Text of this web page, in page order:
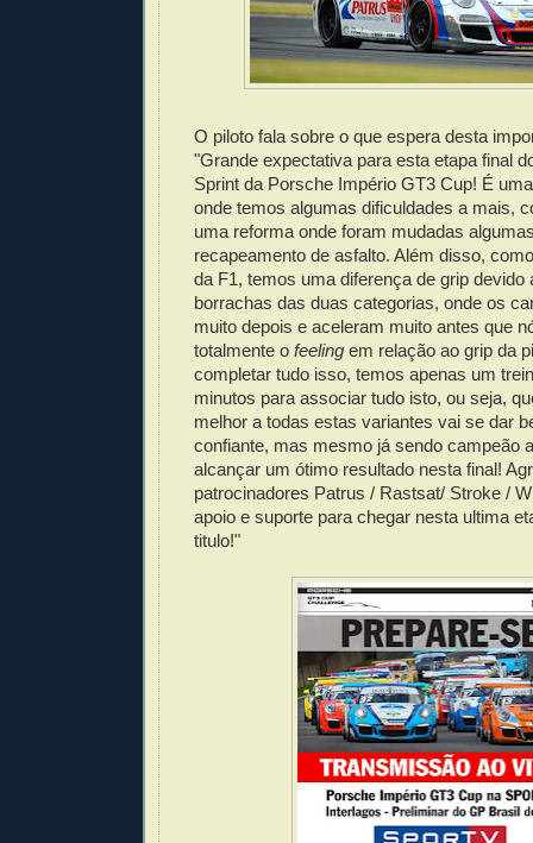
O piloto fala sobre o que espera desta
"Grande expectativa para esta etapa final
Sprint da Porsche Império GT3 Cup! É
onde temos algumas dificuldades a mais,
uma reforma onde foram mudadas
recapeamento de asfalto. Além disso,
da F1, temos uma diferença de grip devido
borrachas das duas categorias, onde os
muito depois e aceleram muito antes que
totalmente o feeling em relação ao grip da
completar tudo isso, temos apenas um
minutos para associar tudo isto, ou seja,
melhor a todas estas variantes vai se dar
confiante, mas mesmo já sendo campeão
alcançar um ótimo resultado nesta final!
patrocinadores Patrus / Rastsat/ Stroke /
apoio e suporte para chegar nesta ultima
titulo!"